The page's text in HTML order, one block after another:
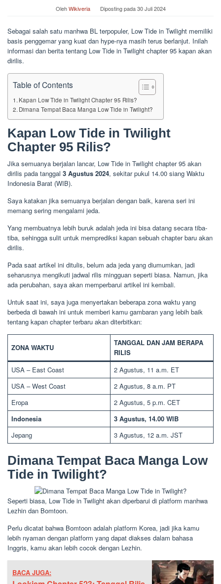
OlehWikiveria Diposting pada30 Juli 2024
Sebagai salah satu manhwa BL terpopuler, Low Tide in Twilight memiliki
basis penggemar yang kuat dan hype-nya masih terus berlanjut. Inilah
informasi dan berita tentang Low Tide in Twilight chapter 95 kapan akan
dirilis.
Table of Contents
Kapan Low Tide in Twilight Chapter 95 Rilis?
Dimana Tempat Baca Manga Low Tide in Twilight?
Kapan Low Tide in Twilight
Chapter 95 Rilis?
Jika semuanya berjalan lancar, Low Tide in Twilight chapter 95 akan
dirilis pada tanggal 3 Agustus 2024, sekitar pukul 14.00 siang Waktu
Indonesia Barat (WIB).
Saya katakan jika semuanya berjalan dengan baik, karena seri ini
memang sering mengalami jeda.
Yang membuatnya lebih buruk adalah jeda ini bisa datang secara tiba-
tiba, sehingga sulit untuk memprediksi kapan sebuah chapter baru akan
dirilis.
Pada saat artikel ini ditulis, belum ada jeda yang diumumkan, jadi
seharusnya mengikuti jadwal rilis mingguan seperti biasa. Namun, jika
ada perubahan, saya akan memperbarui artikel ini kembali.
Untuk saat ini, saya juga menyertakan beberapa zona waktu yang
berbeda di bawah ini untuk memberi kamu gambaran yang lebih baik
tentang kapan chapter terbaru akan diterbitkan:
ZONA WAKTU
TANGGAL DAN JAM BERAPA
RILIS
USA – East Coast
2 Agustus, 11 a.m. ET
USA – West Coast
2 Agustus, 8 a.m. PT
Eropa
2 Agustus, 5 p.m. CET
Indonesia
3 Agustus, 14.00 WIB
Jepang
3 Agustus, 12 a.m. JST
Dimana Tempat Baca Manga Low
Tide in Twilight?
Seperti biasa, Low Tide in Twilight akan diperbarui di platform manhwa
Lezhin dan Bomtoon.
Perlu dicatat bahwa Bomtoon adalah platform Korea, jadi jika kamu
lebih nyaman dengan platform yang dapat diakses dalam bahasa
Inggris, kamu akan lebih cocok dengan Lezhin.
BACA JUGA: